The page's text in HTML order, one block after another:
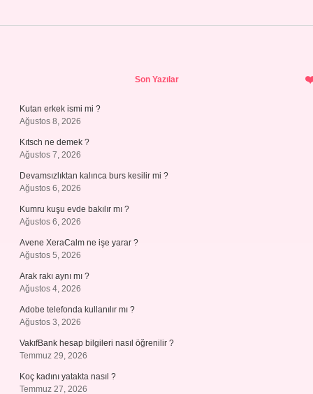
Son Yazılar
Kutan erkek ismi mi ?
Ağustos 8, 2026
Kıtsch ne demek ?
Ağustos 7, 2026
Devamsızlıktan kalınca burs kesilir mi ?
Ağustos 6, 2026
Kumru kuşu evde bakılır mı ?
Ağustos 6, 2026
Avene XeraCalm ne işe yarar ?
Ağustos 5, 2026
Arak rakı aynı mı ?
Ağustos 4, 2026
Adobe telefonda kullanılır mı ?
Ağustos 3, 2026
VakıfBank hesap bilgileri nasıl öğrenilir ?
Temmuz 29, 2026
Koç kadını yatakta nasıl ?
Temmuz 27, 2026